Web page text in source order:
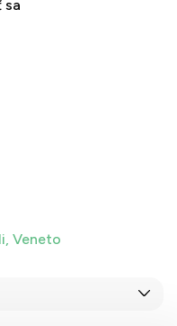
Veneto
sa